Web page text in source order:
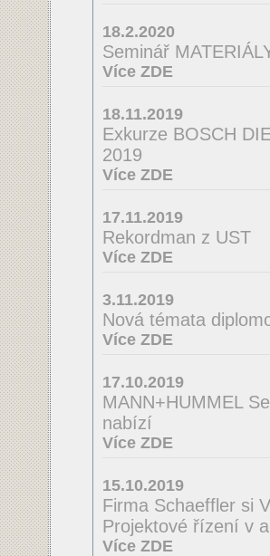
18.2.2020
Seminář
Více ZDE
18.11.2019
Exkurze BOSCH
2019
Více ZDE
17.11.2019
Rekordman z UST
Více ZDE
3.11.2019
Nová témata
Více ZDE
17.10.2019
MANN+HUMMEL
nabízí
Více ZDE
15.10.2019
Firma Schaeffler si
Projektové řízení v
Více ZDE